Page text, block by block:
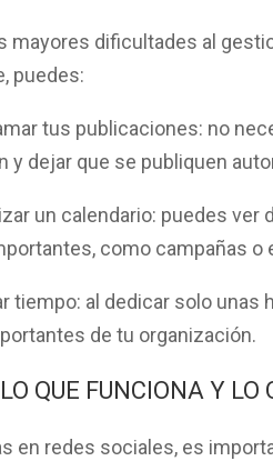
mayores dificultades al
puedes:
tus publicaciones: no
y dejar que se publiquen
un calendario: puedes ver
como campañas o
tiempo: al dedicar solo unas
de tu organización.
QUE FUNCIONA Y LO
en redes sociales, es